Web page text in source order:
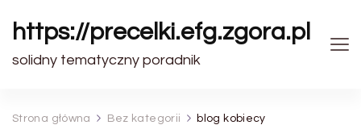
https://precelki.efg.zgora.pl
solidny tematyczny poradnik
Strona główna Bez kategorii blog kobiecy